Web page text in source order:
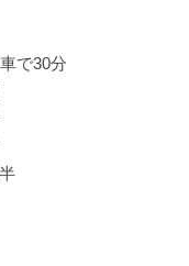
で30分